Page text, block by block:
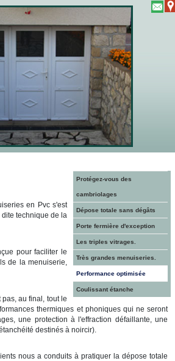
protégez-vous des
cambriolages
dépose totale sans dégâts
porte fermière d'exception
les triples vitrages.
très grandes menuiseries.
performance optimisée
coulissant étanche
en Pvc s'est
technique de la
pour faciliter le
de la menuiserie,
au final, tout le
thermiques et phoniques qui ne seront
une protection à l'effraction défaillante, une
destinés à noircir).
nous a conduits à pratiquer la dépose totale